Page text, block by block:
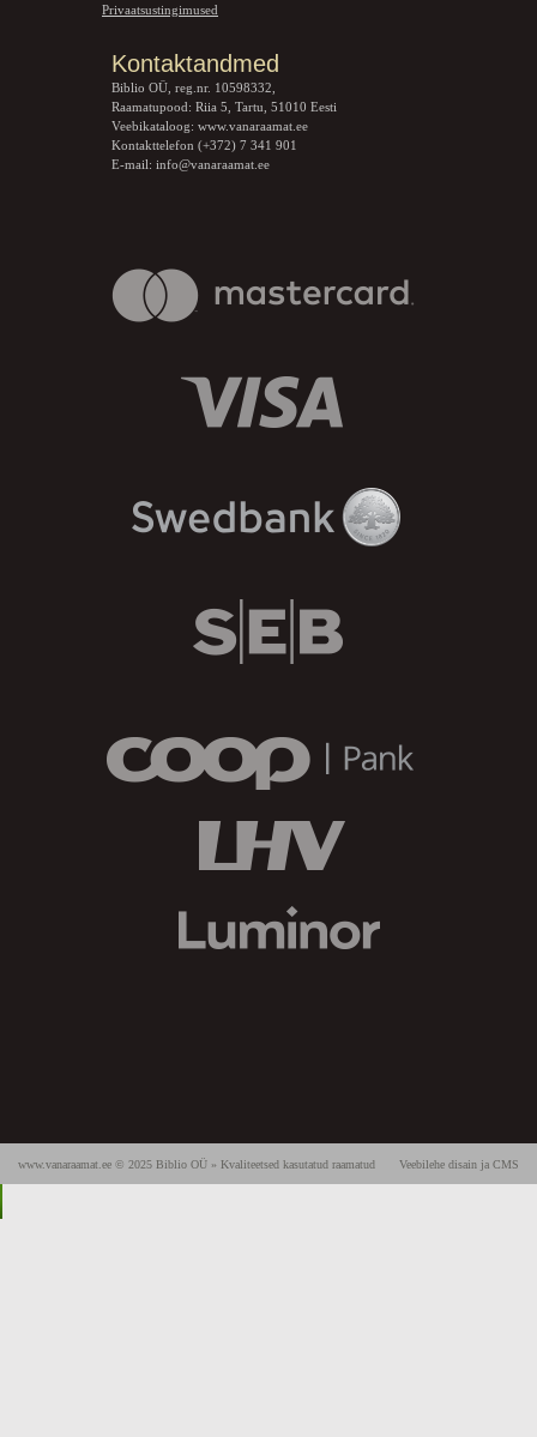
Privaatsustingimused
Kontaktandmed
Biblio OÜ, reg.nr. 10598332,
Raamatupood: Riia 5, Tartu, 51010 Eesti
Veebikataloog: www.vanaraamat.ee
Kontakttelefon (+372) 7 341 901
E-mail: info@vanaraamat.ee
Veebilehe disain ja CMS
www.vanaraamat.ee © 2025 Biblio OÜ » Kvaliteetsed kasutatud raamatud